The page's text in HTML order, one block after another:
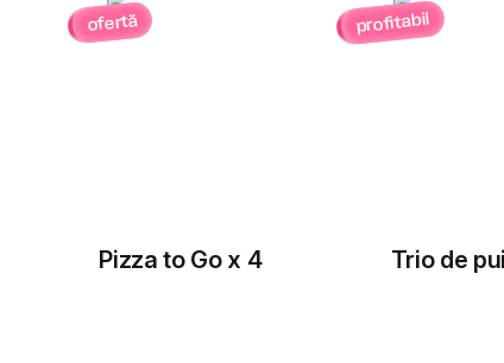
ofertă
Pizza to Go x 4
profitabil
Trio de pui